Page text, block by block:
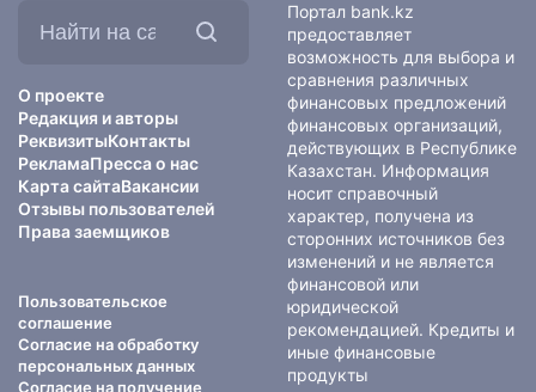
О проекте
Редакция и авторы
РеквизитыКонтакты
РекламаПресса о нас
Карта сайтаВакансии
Отзывы пользователей
Права заемщиков
Пользовательское
соглашение
Согласие на обработку
персональных данных
Согласие на получение
Портал bank.kz
предоставляет
возможность для выбора и
сравнения различных
финансовых предложений
финансовых организаций,
действующих в Республике
Казахстан. Информация
носит справочный
характер, получена из
сторонних источников без
изменений и не является
финансовой или
юридической
рекомендацией. Кредиты и
иные финансовые
продукты